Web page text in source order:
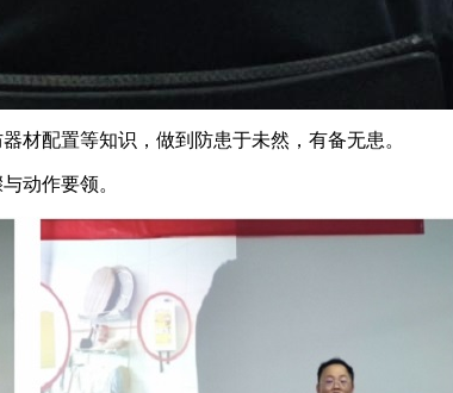
材配置等知识，做到防患于未然，有备无患。
动作要领。